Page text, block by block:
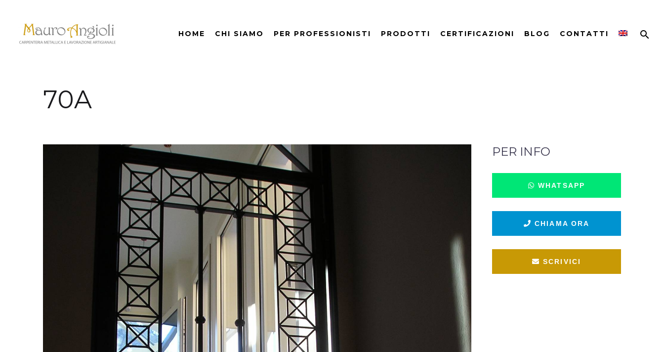
HOME CHI SIAMO PER PROFESSIONISTI PRODOTTI CERTIFICAZIONI BLOG CONTATTI
70A
PER INFO
WHATSAPP
CHIAMA ORA
SCRIVICI